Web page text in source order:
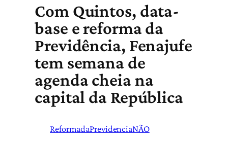
Com Quintos, data-
base e reforma da
Previdência, Fenajufe
tem semana de
agenda cheia na
capital da República
ReformadaPrevidenciaNÃO